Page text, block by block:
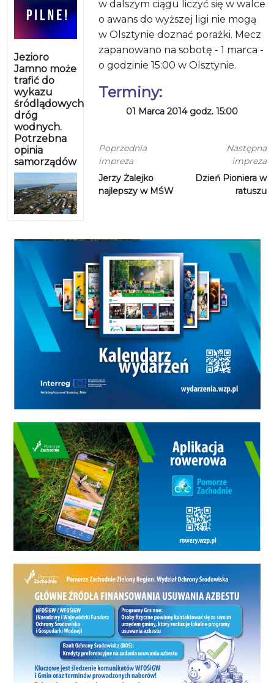
Jezioro
Jamno może
trafić do
wykazu
śródlądowych
dróg
wodnych.
Potrzebna
opinia
samorządów
w dalszym ciągu liczyć się w walce
o awans do wyższej ligi nie mogą
w Olsztynie doznać porażki. Mecz
zapanowano na sobotę - 1 marca -
o godzinie 15:00 w Olsztynie.
Terminy:
01 Marca 2014 godz. 15:00
Poprzednia
impreza
Jerzy Żalejko
najlepszy w MŚW
Następna
impreza
Dzień Pioniera w
ratuszu